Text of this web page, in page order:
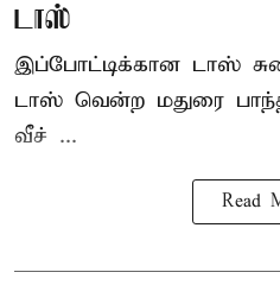
டாஸ்
இப்போட்டிக்கான டாஸ்
டாஸ் வென்ற மதுரை
வீச் ...
Read